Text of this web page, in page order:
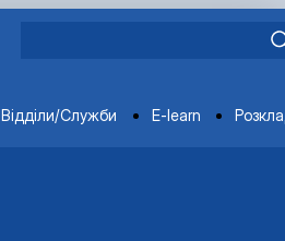
Відділи/Служби E-learn